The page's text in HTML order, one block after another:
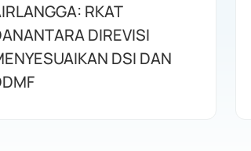
RKAT
DIREVISI
DSI DAN